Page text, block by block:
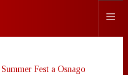
Fest a Osnago